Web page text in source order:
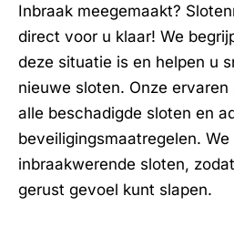
Inbraak meegemaakt?
direct voor u klaar! We
deze situatie is en helpen u
nieuwe sloten. Onze
alle beschadigde sloten en
beveiligingsmaatregelen.
inbraakwerende sloten,
gerust gevoel kunt slapen.